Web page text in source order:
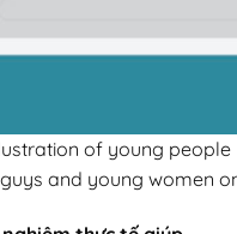
of young
and young women